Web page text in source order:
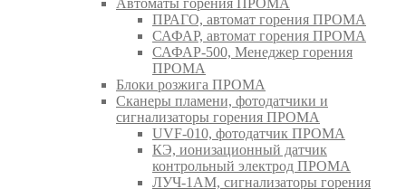
ПРАГО, автомат горения ПРОМА
САФАР, автомат горения ПРОМА
САФАР-500, Менеджер горения
ПРОМА
Блоки розжига ПРОМА
Сканеры пламени, фотодатчики и
сигнализаторы горения ПРОМА
UVF-010, фотодатчик ПРОМА
КЭ, ионизационный датчик
контрольный электрод ПРОМА
ЛУЧ-1АМ, сигнализаторы горения